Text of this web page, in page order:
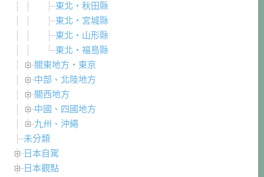
東北・秋田縣
東北・宮城縣
東北・山形縣
東北・福島縣
關東地方・東京
中部、北陸地方
關西地方
中國、四國地方
九州、沖繩
未分類
日本自駕
日本觀點